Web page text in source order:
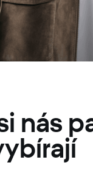
nás